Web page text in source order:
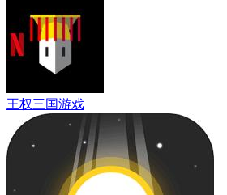
王权三国游戏